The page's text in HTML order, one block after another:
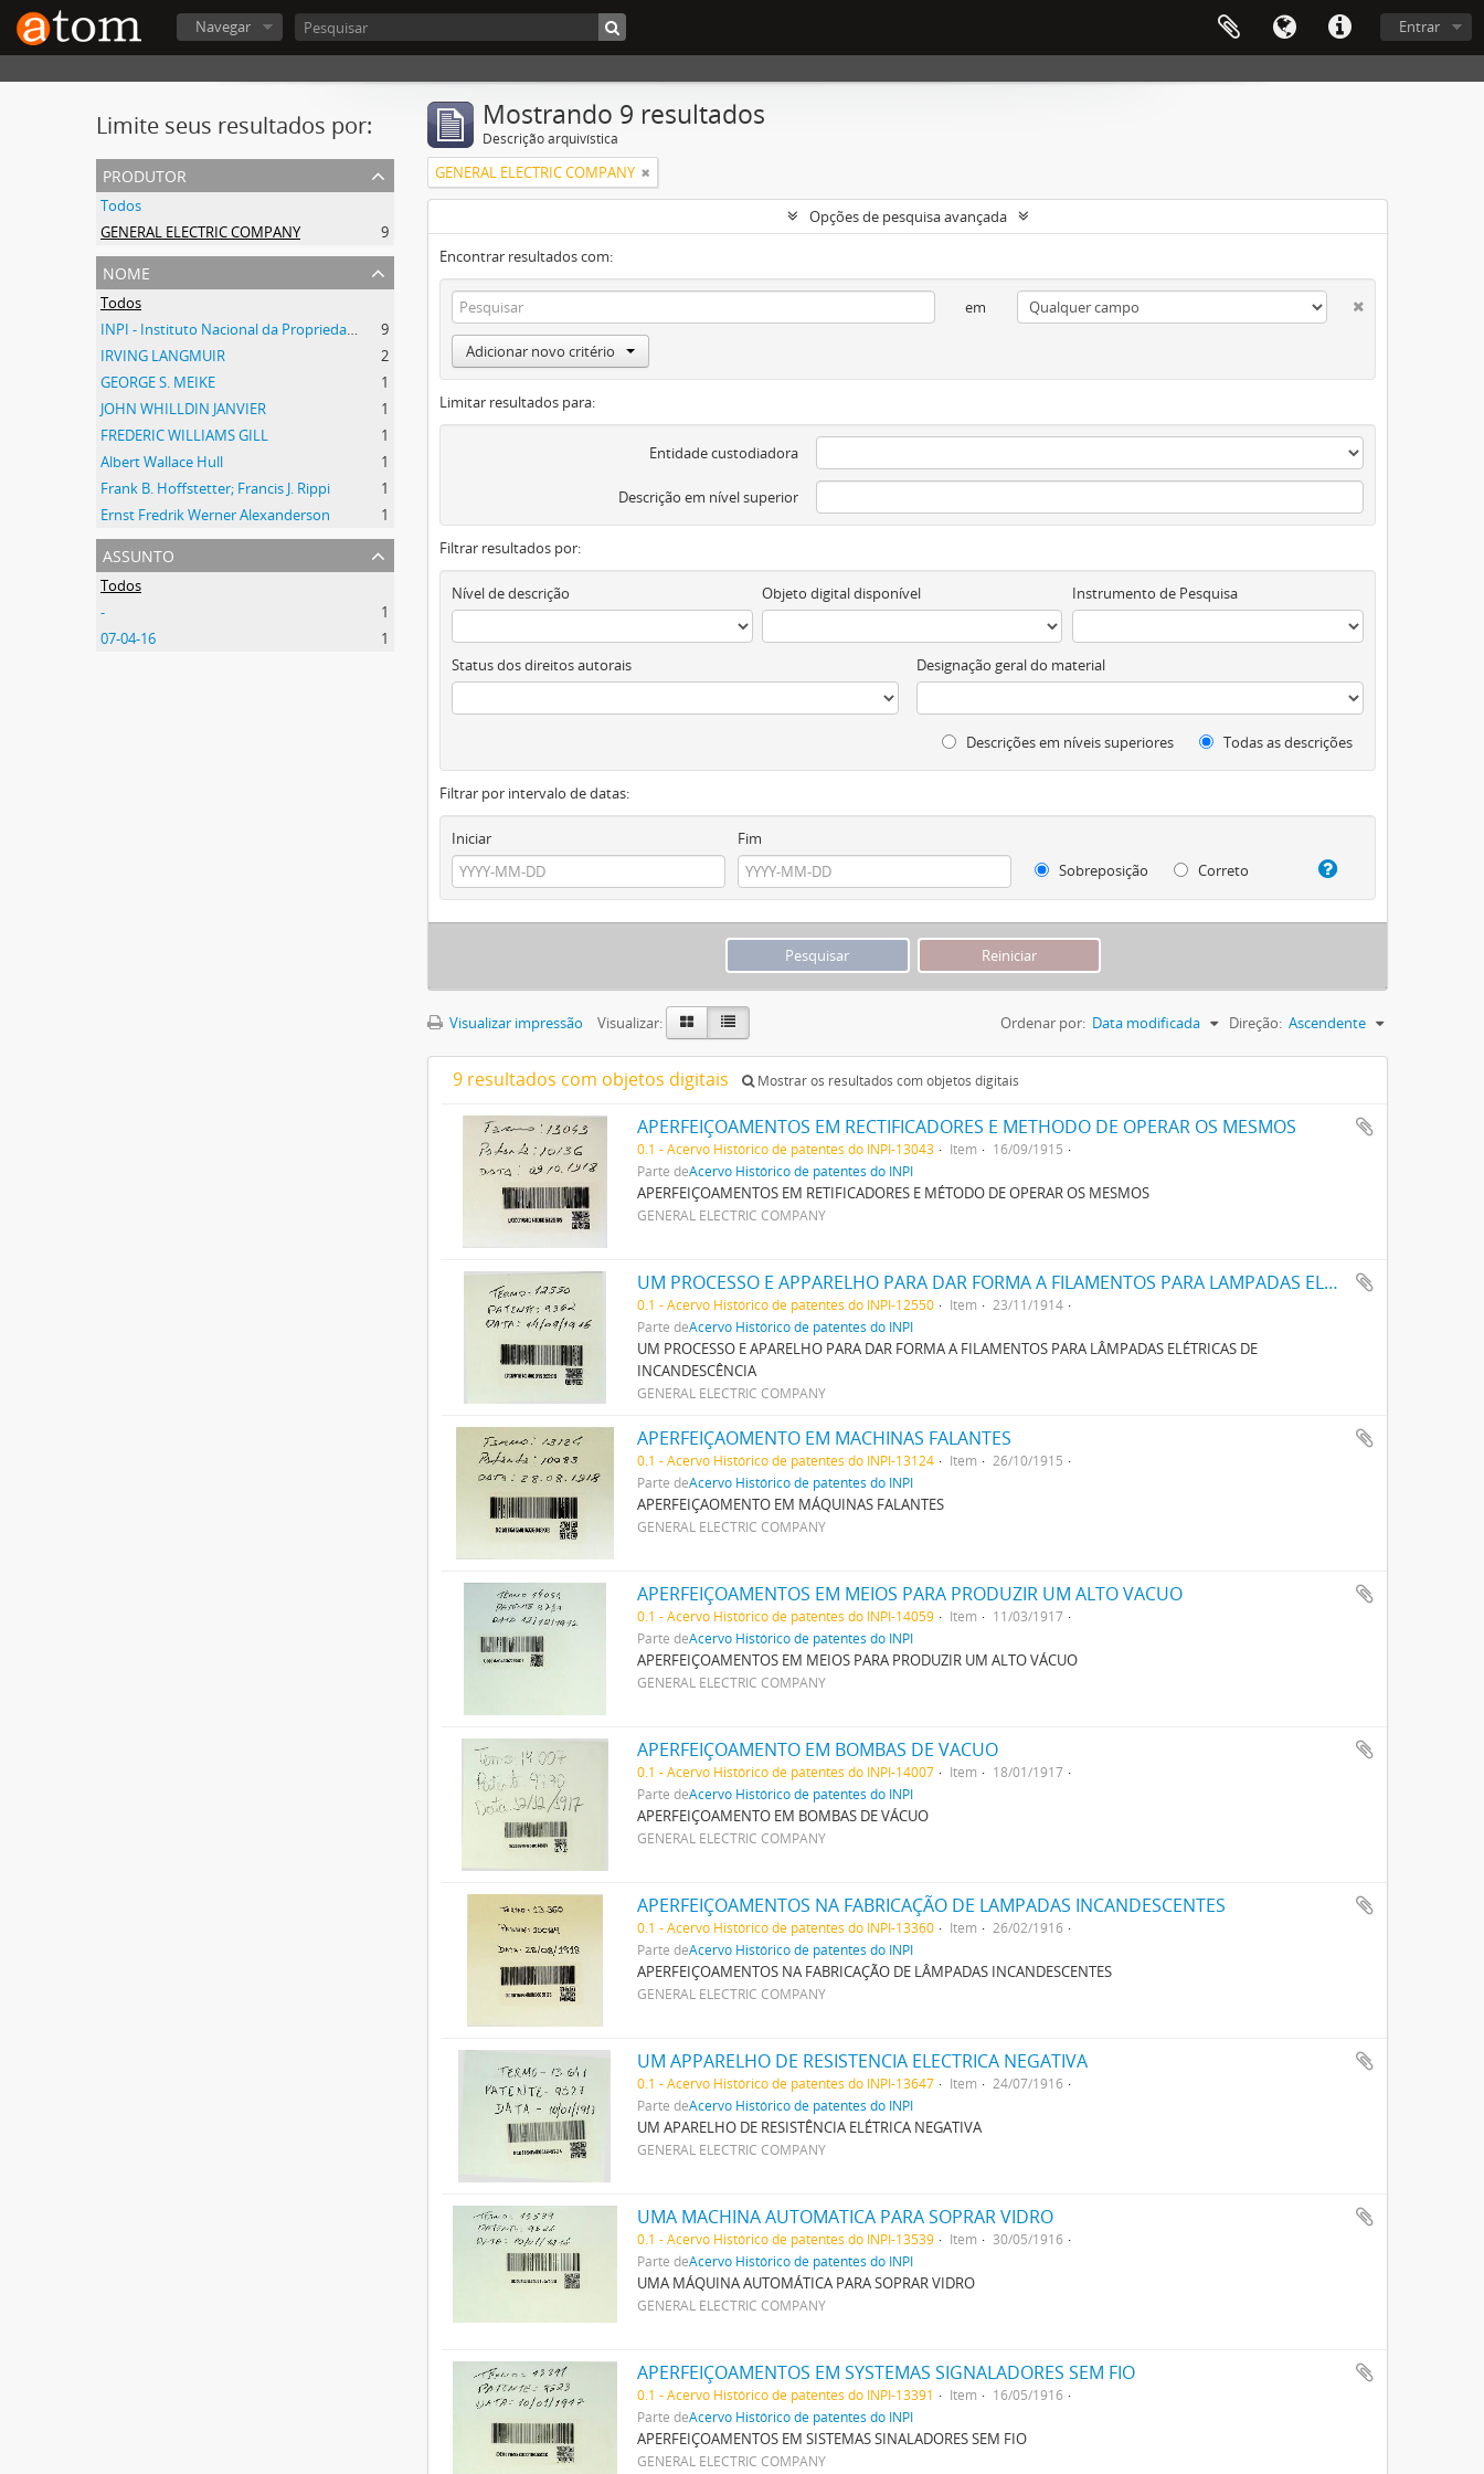
Entrar
Navegar
Limite seus resultados por:
produtor
Todos
GENERAL ELECTRIC COMPANY
9
nome
Todos
INPI - Instituto Nacional da Propriedade Industrial
9
IRVING LANGMUIR
2
GEORGE S. MEIKE
1
JOHN WHILLDIN JANVIER
1
FREDERIC WILLIAMS GILL
1
Albert Wallace Hull
1
Frank B. Hoffstetter; Francis J. Rippi
1
Ernst Fredrik Werner Alexanderson
1
assunto
Todos
-
1
07-04-16
1
Mostrando 9 resultados
Descrição arquivística
GENERAL ELECTRIC COMPANY
Opções de pesquisa avançada
Encontrar resultados com:
em
Adicionar novo critério
Limitar resultados para:
Entidade custodiadora
Descrição em nível superior
Filtrar resultados por:
Nível de descrição Objeto digital disponível Instrumento de Pesquisa
Status dos direitos autorais Designação geral do material
Descrições em níveis superiores Todas as descrições
Filtrar por intervalo de datas:
Iniciar
Fim
Sobreposição
Correto
Visualizar impressão Visualizar: Ordenar por: Data modificada Direção: Ascendente
9 resultados com objetos digitais Mostrar os resultados com objetos digitais
APERFEIÇOAMENTOS EM RECTIFICADORES E METHODO DE OPERAR OS MESMOS
0.1 - Acervo Histórico de patentes do INPI-13043 Item
16/09/1915
Parte deAcervo Histórico de patentes do INPI
APERFEIÇOAMENTOS EM RETIFICADORES E MÉTODO DE OPERAR OS MESMOS
GENERAL ELECTRIC COMPANY
UM PROCESSO E APPARELHO PARA DAR FORMA A FILAMENTOS PARA LAMPADAS ELECTRICAS DE INCANDESCENCIA
0.1 - Acervo Histórico de patentes do INPI-12550 Item
23/11/1914
Parte deAcervo Histórico de patentes do INPI
UM PROCESSO E APARELHO PARA DAR FORMA A FILAMENTOS PARA LÂMPADAS ELÉTRICAS DE
INCANDESCÊNCIA
GENERAL ELECTRIC COMPANY
APERFEIÇAOMENTO EM MACHINAS FALANTES
0.1 - Acervo Histórico de patentes do INPI-13124 Item
26/10/1915
Parte deAcervo Histórico de patentes do INPI
APERFEIÇAOMENTO EM MÁQUINAS FALANTES
GENERAL ELECTRIC COMPANY
APERFEIÇOAMENTOS EM MEIOS PARA PRODUZIR UM ALTO VACUO
0.1 - Acervo Histórico de patentes do INPI-14059 Item
11/03/1917
Parte deAcervo Histórico de patentes do INPI
APERFEIÇOAMENTOS EM MEIOS PARA PRODUZIR UM ALTO VÁCUO
GENERAL ELECTRIC COMPANY
APERFEIÇOAMENTO EM BOMBAS DE VACUO
0.1 - Acervo Histórico de patentes do INPI-14007 Item
18/01/1917
Parte deAcervo Histórico de patentes do INPI
APERFEIÇOAMENTO EM BOMBAS DE VÁCUO
GENERAL ELECTRIC COMPANY
APERFEIÇOAMENTOS NA FABRICAÇÃO DE LAMPADAS INCANDESCENTES
0.1 - Acervo Histórico de patentes do INPI-13360 Item
26/02/1916
Parte deAcervo Histórico de patentes do INPI
APERFEIÇOAMENTOS NA FABRICAÇÃO DE LÂMPADAS INCANDESCENTES
GENERAL ELECTRIC COMPANY
UM APPARELHO DE RESISTENCIA ELECTRICA NEGATIVA
0.1 - Acervo Histórico de patentes do INPI-13647 Item
24/07/1916
Parte deAcervo Histórico de patentes do INPI
UM APARELHO DE RESISTÊNCIA ELÉTRICA NEGATIVA
GENERAL ELECTRIC COMPANY
UMA MACHINA AUTOMATICA PARA SOPRAR VIDRO
0.1 - Acervo Histórico de patentes do INPI-13539 Item
30/05/1916
Parte deAcervo Histórico de patentes do INPI
UMA MÁQUINA AUTOMÁTICA PARA SOPRAR VIDRO
GENERAL ELECTRIC COMPANY
APERFEIÇOAMENTOS EM SYSTEMAS SIGNALADORES SEM FIO
0.1 - Acervo Histórico de patentes do INPI-13391 Item
16/05/1916
Parte deAcervo Histórico de patentes do INPI
APERFEIÇOAMENTOS EM SISTEMAS SINALADORES SEM FIO
GENERAL ELECTRIC COMPANY